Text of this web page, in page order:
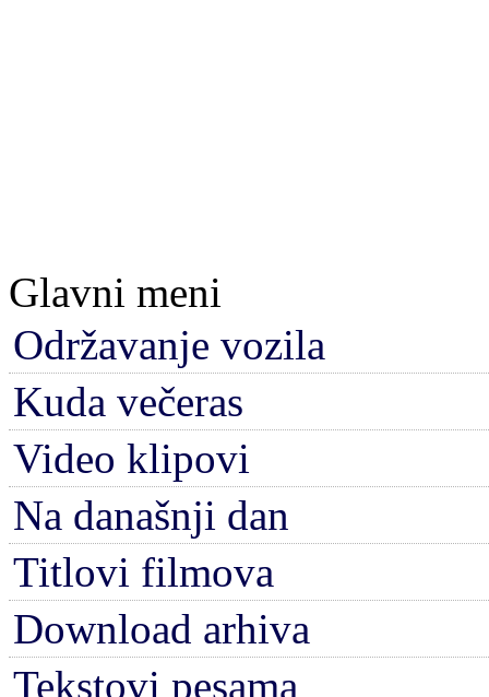
Glavni meni
Održavanje vozila
Kuda večeras
Video klipovi
Na današnji dan
Titlovi filmova
Download arhiva
Tekstovi pesama